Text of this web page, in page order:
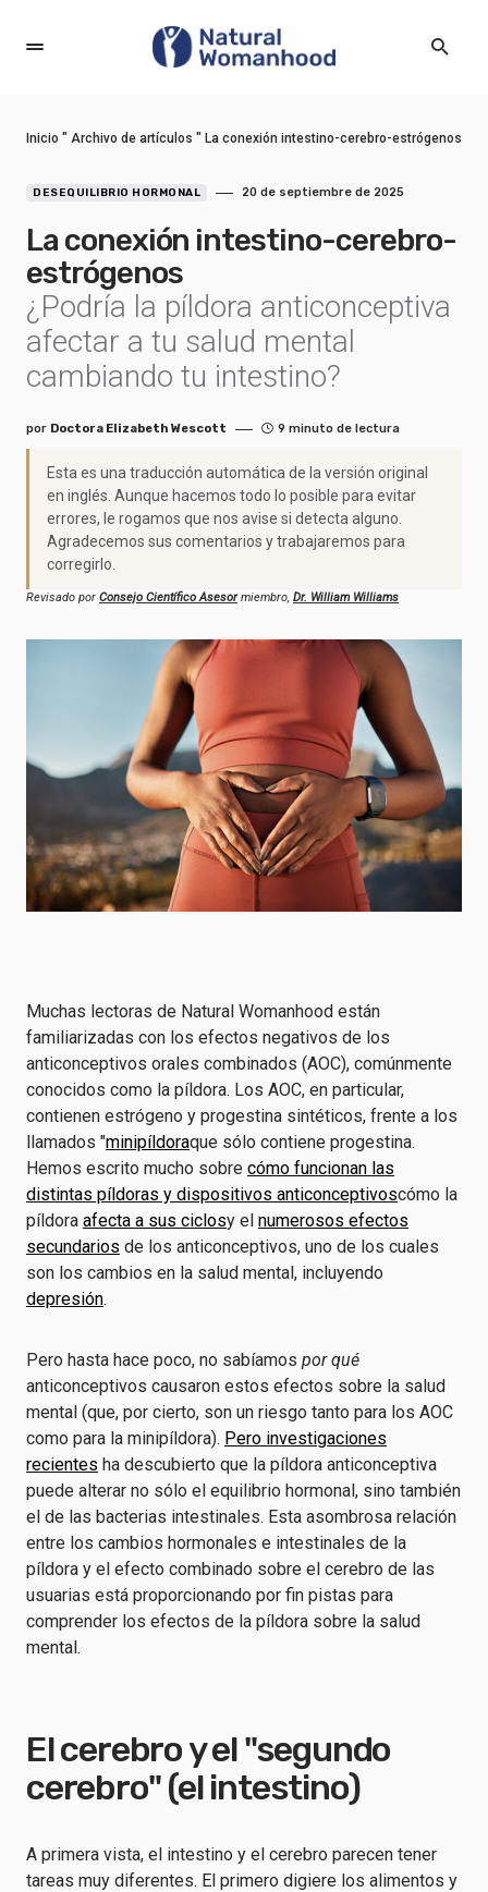
Inicio " Archivo de artículos " La conexión intestino-cerebro-estrógenos
DESEQUILIBRIO HORMONAL 20 de septiembre de 2025
La conexión intestino-cerebro-
estrógenos
¿Podría la píldora anticonceptiva
afectar a tu salud mental
cambiando tu intestino?
por Doctora Elizabeth Wescott 9 minuto de lectura
Esta es una traducción automática de la versión original
en inglés. Aunque hacemos todo lo posible para evitar
errores, le rogamos que nos avise si detecta alguno.
Agradecemos sus comentarios y trabajaremos para
corregirlo.
Revisado por Consejo Científico Asesormiembro, Dr. William Williams
Muchas lectoras de Natural Womanhood están
familiarizadas con los efectos negativos de los
anticonceptivos orales combinados (AOC), comúnmente
conocidos como la píldora. Los AOC, en particular,
contienen estrógeno y progestina sintéticos, frente a los
llamados "minipíldoraque sólo contiene progestina.
Hemos escrito mucho sobre cómo funcionan las
distintas píldoras y dispositivos anticonceptivoscómo la
píldora afecta a sus ciclosy el numerosos efectos
secundarios de los anticonceptivos, uno de los cuales
son los cambios en la salud mental, incluyendo
depresión.
Pero hasta hace poco, no sabíamos por qué
anticonceptivos causaron estos efectos sobre la salud
mental (que, por cierto, son un riesgo tanto para los AOC
como para la minipíldora). Pero investigaciones
recientes ha descubierto que la píldora anticonceptiva
puede alterar no sólo el equilibrio hormonal, sino también
el de las bacterias intestinales. Esta asombrosa relación
entre los cambios hormonales e intestinales de la
píldora y el efecto combinado sobre el cerebro de las
usuarias está proporcionando por fin pistas para
comprender los efectos de la píldora sobre la salud
mental.
El cerebro y el "segundo
cerebro" (el intestino)
A primera vista, el intestino y el cerebro parecen tener
tareas muy diferentes. El primero digiere los alimentos y